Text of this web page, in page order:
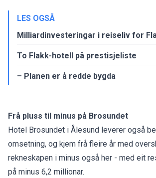
LES OGSÅ
Milliardinvesteringar i reiseliv for
To Flakk-hotell på prestisjeliste
– Planen er å redde bygda
Frå pluss til minus på Brosundet
Hotel Brosundet i Ålesund leverer også
omsetning, og kjem frå fleire år med
rekneskapen i minus også her - med eit
på minus 6,2 millionar.